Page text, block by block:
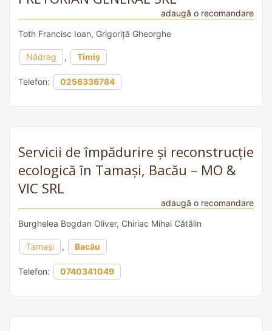
adaugă o recomandare
Toth Francisc Ioan, Grigoriță Gheorghe
Nădrag , Timiș
Telefon: 0256336784
Servicii de împădurire și reconstrucție
ecologică în Tamași, Bacău – MO &
VIC SRL
adaugă o recomandare
Burghelea Bogdan Oliver, Chiriac Mihai Cătălin
Tamași , Bacău
Telefon: 0740341049